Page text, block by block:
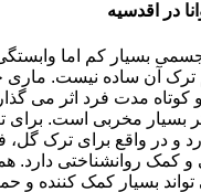
در اقدسیه
بسیار کم اما وابستگی
آن ساده نیست. ماری
مدت فرد اثر می
بسیار مخربی است. برای
و در واقع برای ترک گل،
کمک روانشناختی دارد.
بسیار کمک کننده و